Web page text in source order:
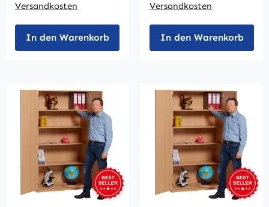
Versandkosten
In den Warenkorb
Versandkosten
In den Warenkorb